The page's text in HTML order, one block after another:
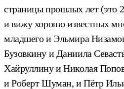
страницы прошлых лет (это
и вижу хорошо известных
младшего и Эльмира
Бузовкину и Даниила
Хайруллину и Николая
и Роберт Шуман, и Пётр